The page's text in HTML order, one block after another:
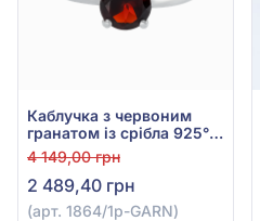
Каблучка з червоним
гранатом із срібла 925°,
арт. 1864/1р-GARN
4 149,00 грн
2 489,40 грн
(арт. 1864/1р-GARN)